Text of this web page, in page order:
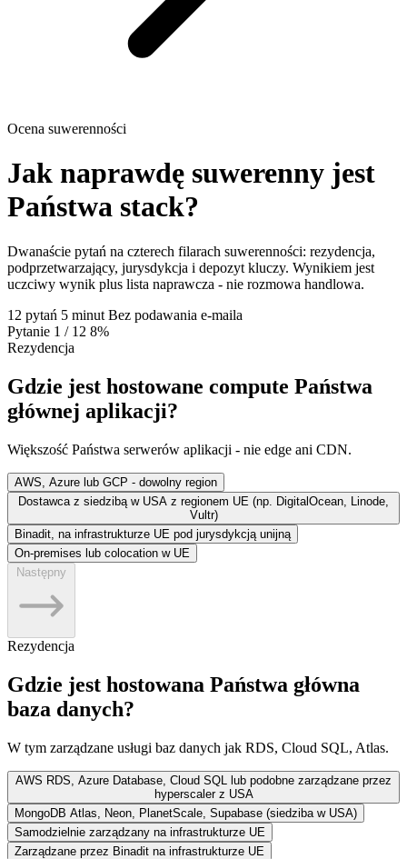
Ocena suwerenności
Jak naprawdę suwerenny jest
Państwa stack?
Dwanaście pytań na czterech filarach suwerenności: rezydencja,
podprzetwarzający, jurysdykcja i depozyt kluczy. Wynikiem jest
uczciwy wynik plus lista naprawcza - nie rozmowa handlowa.
12 pytań 5 minut Bez podawania e-maila
Pytanie 1 / 12 8%
Rezydencja
Gdzie jest hostowane compute Państwa
głównej aplikacji?
Większość Państwa serwerów aplikacji - nie edge ani CDN.
AWS, Azure lub GCP - dowolny region
Dostawca z siedzibą w USA z regionem UE (np. DigitalOcean, Linode,
Vultr)
Binadit, na infrastrukturze UE pod jurysdykcją unijną
On-premises lub colocation w UE
Następny
Rezydencja
Gdzie jest hostowana Państwa główna
baza danych?
W tym zarządzane usługi baz danych jak RDS, Cloud SQL, Atlas.
AWS RDS, Azure Database, Cloud SQL lub podobne zarządzane przez
hyperscaler z USA
MongoDB Atlas, Neon, PlanetScale, Supabase (siedziba w USA)
Samodzielnie zarządzany na infrastrukturze UE
Zarządzane przez Binadit na infrastrukturze UE